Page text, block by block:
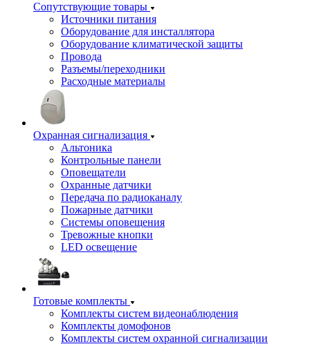
Сопутствующие товары
Источники питания
Оборудование для инсталлятора
Оборудование климатической защиты
Провода
Разъемы/переходники
Расходные материалы
Охранная сигнализация
Альтоника
Контрольные панели
Оповещатели
Охранные датчики
Передача по радиоканалу
Пожарные датчики
Системы оповещения
Тревожные кнопки
LED освещение
Готовые комплекты
Комплекты систем видеонаблюдения
Комплекты домофонов
Комплекты систем охранной сигнализации